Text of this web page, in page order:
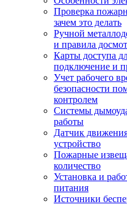
Проверка
зачем это делать
Ручной
и правила
Карты доступа
подключение и
Учет рабочего
безопасности
контролем
Системы
работы
Датчик
устройство
Пожарные
количество
Установка и
питания
Источники